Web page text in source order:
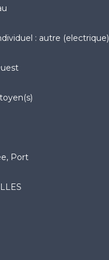
: autre (electrique)
Port